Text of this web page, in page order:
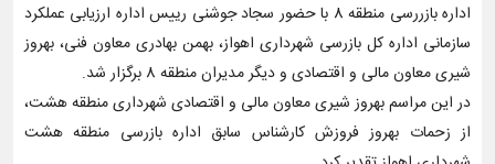
اداره بازررسی منطقه 8 با حضور سجاد جوشنی رییس اداره ارزیابی عملکرد
سازمانی اداره کل بازرسی شهرداری اهواز، بهمن بهادری معاون فنی، بهروز
شیری معاون مالی و اقتصادی و دیگر مدیران منطقه 8 برگزار شد.
در این مراسم بهروز شیری معاون مالی و اقتصادی شهرداری منطقه هشت،
از زحمات بهروز فروزش کارشناس سابق اداره بازرسی منطقه هشت